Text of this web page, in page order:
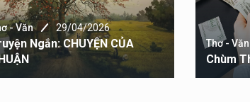
- Văn 29/04/2026
Ngắn: CHUYỆN CỦA
Thơ - Văn
Chùm